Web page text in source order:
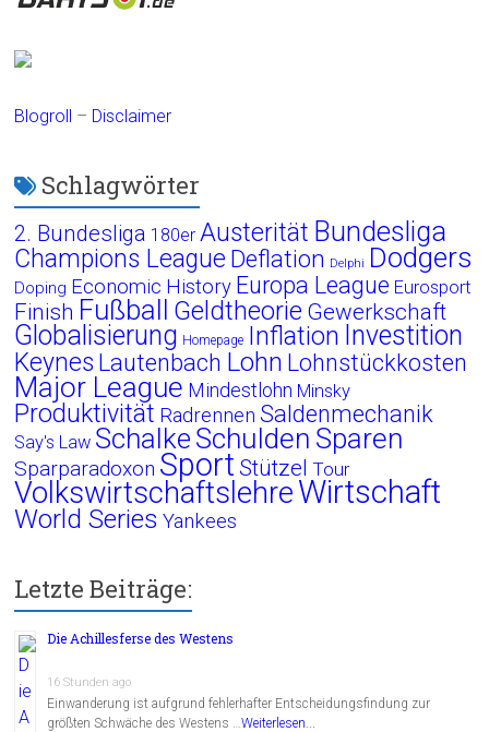
Blogroll – Disclaimer
Schlagwörter
2. Bundesliga 180er Austerität Bundesliga
Champions League Deflation Delphi Dodgers
Doping Economic History Europa League Eurosport
Finish Fußball Geldtheorie Gewerkschaft
Globalisierung Homepage Inflation Investition
Keynes Lautenbach Lohn Lohnstückkosten
Major League Mindestlohn Minsky
Produktivität Radrennen Saldenmechanik
Say's Law Schalke Schulden Sparen
Sparparadoxon Sport Stützel Tour
VolkswirtschaftslehreWirtschaft
World Series Yankees
Letzte Beiträge:
Die Achillesferse des Westens
16 Stunden ago
Einwanderung ist aufgrund fehlerhafter Entscheidungsfindung zur
größten Schwäche des Westens …Weiterlesen...